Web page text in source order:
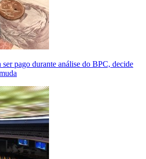
pago durante análise do BPC, decide